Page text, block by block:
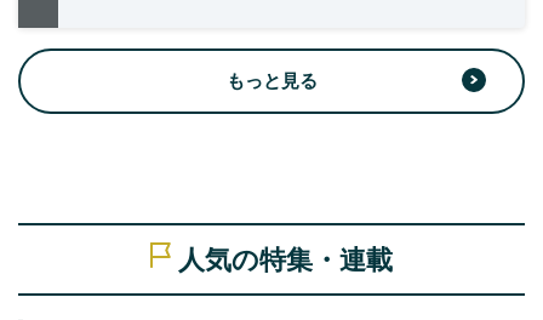
もっと見る
人気の特集・連載